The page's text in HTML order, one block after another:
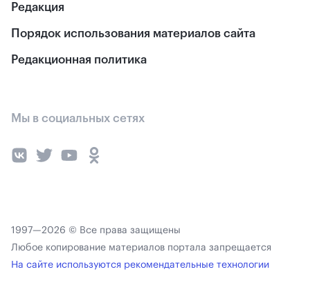
Редакция
Порядок использования материалов сайта
Редакционная политика
Мы в социальных сетях
1997—2026 © Все права защищены
Любое копирование материалов портала запрещается
На сайте используются рекомендательные технологии